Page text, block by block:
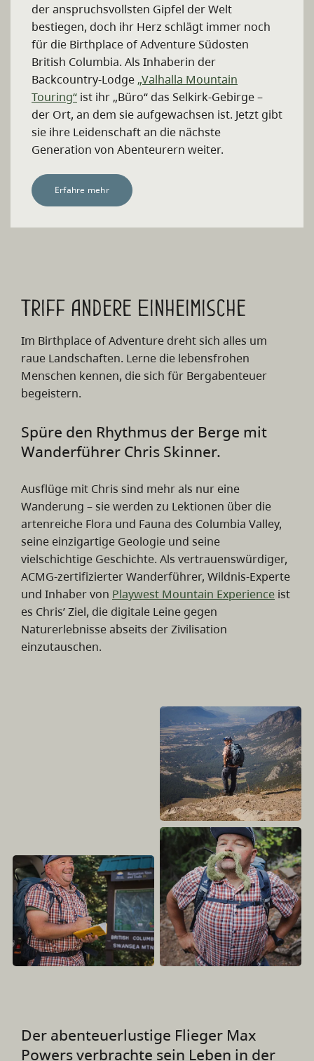
der anspruchsvollsten Gipfel der Welt
bestiegen, doch ihr Herz schlägt immer noch
für die Birthplace of Adventure Südosten
British Columbia. Als Inhaberin der
Backcountry-Lodge „Valhalla Mountain
Touring“ ist ihr „Büro“ das Selkirk-Gebirge –
der Ort, an dem sie aufgewachsen ist. Jetzt gibt
sie ihre Leidenschaft an die nächste
Generation von Abenteurern weiter.
Erfahre mehr
Triff andere Einheimische
Im Birthplace of Adventure dreht sich alles um
raue Landschaften. Lerne die lebensfrohen
Menschen kennen, die sich für Bergabenteuer
begeistern.
Spüre den Rhythmus der Berge mit
Wanderführer Chris Skinner.
Ausflüge mit Chris sind mehr als nur eine
Wanderung – sie werden zu Lektionen über die
artenreiche Flora und Fauna des Columbia Valley,
seine einzigartige Geologie und seine
vielschichtige Geschichte. Als vertrauenswürdiger,
ACMG-zertifizierter Wanderführer, Wildnis-Experte
und Inhaber von Playwest Mountain Experience ist
es Chris’ Ziel, die digitale Leine gegen
Naturerlebnisse abseits der Zivilisation
einzutauschen.
Der abenteuerlustige Flieger Max
Powers verbrachte sein Leben in der